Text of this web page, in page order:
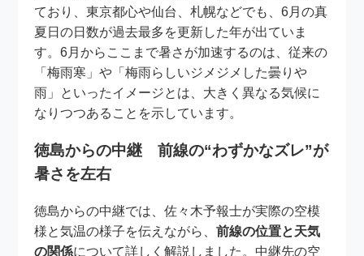
ており、東京都心や仙台、札幌などでも、6月の真
夏日の日数が過去最多を更新した年が出ていま
す。6月からここまで暑さが加速するのは、従来の
「梅雨寒」や「梅雨らしいジメジメした曇りや
雨」といったイメージとは、大きく異なる気候に
なりつつあることを示しています。
徳島からの中継 前線の“わずかなズレ”が
暑さを左右
徳島からの中継では、佐々木予報士が実際の空模
様と気温の様子を伝えながら、前線の位置と天気
の関係について詳しく解説しました。中継先の空